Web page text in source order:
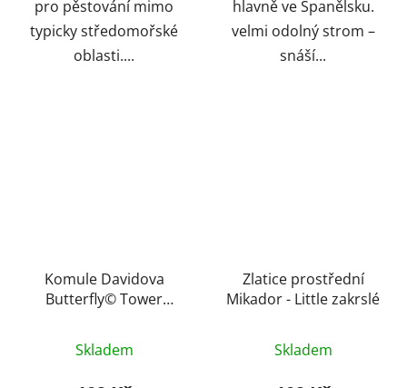
pro pěstování mimo
typicky středomořské
oblasti....
hlavně ve Španělsku.
velmi odolný strom –
snáší...
Komule Davidova
Butterfly© Tower
Skladem
Zlatice prostřední
Mikador - Little zakrslé
Skladem